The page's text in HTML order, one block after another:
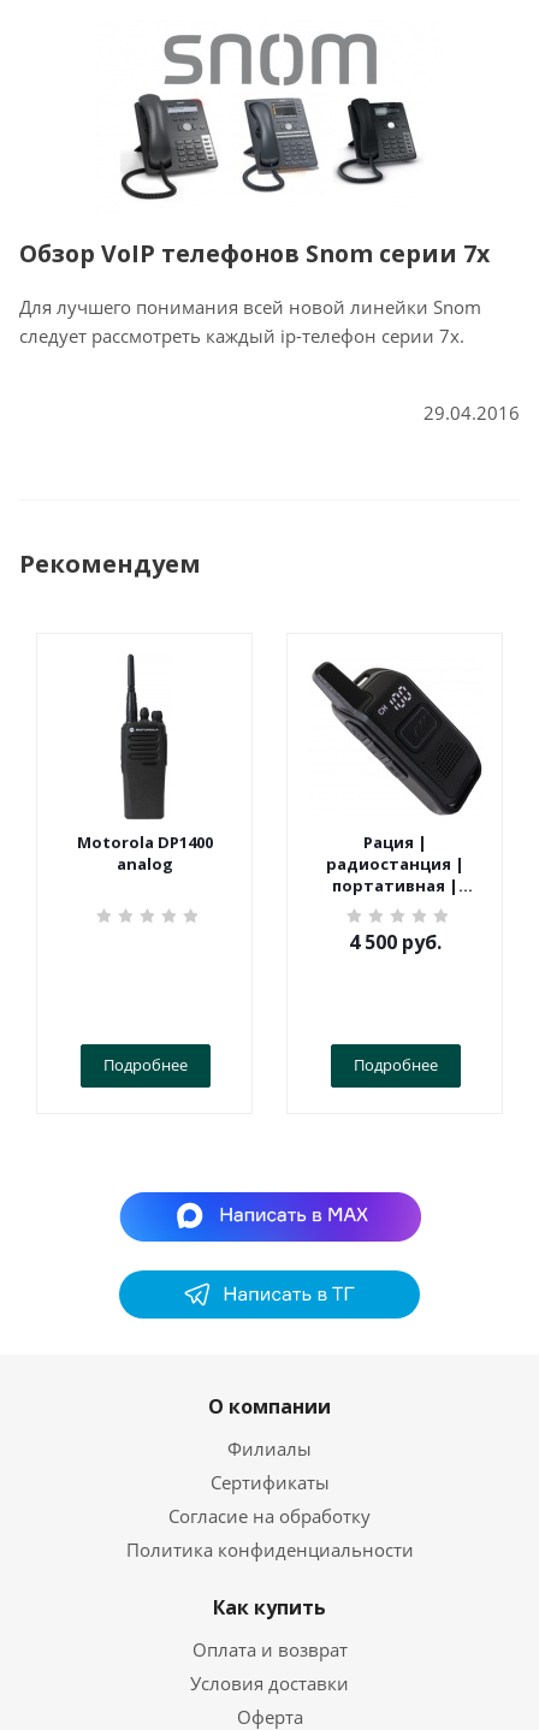
Обзор VoIP телефонов Snom серии 7x
Для лучшего понимания всей новой линейки Snom
следует рассмотреть каждый ip-телефон серии 7x.
29.04.2016
Рекомендуем
Motorola DP1400
analog
Подробнее
Рация |
радиостанция |
портативная |
Терек | СПОРТ
4 500 руб.
Подробнее
О компании
Филиалы
Сертификаты
Согласие на обработку
Политика конфиденциальности
Как купить
Оплата и возврат
Условия доставки
Оферта